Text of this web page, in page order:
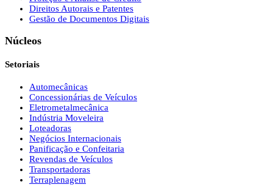
Direitos Autorais e Patentes
Gestão de Documentos Digitais
Núcleos
Setoriais
Automecânicas
Concessionárias de Veículos
Eletrometalmecânica
Indústria Moveleira
Loteadoras
Negócios Internacionais
Panificação e Confeitaria
Revendas de Veículos
Transportadoras
Terraplenagem